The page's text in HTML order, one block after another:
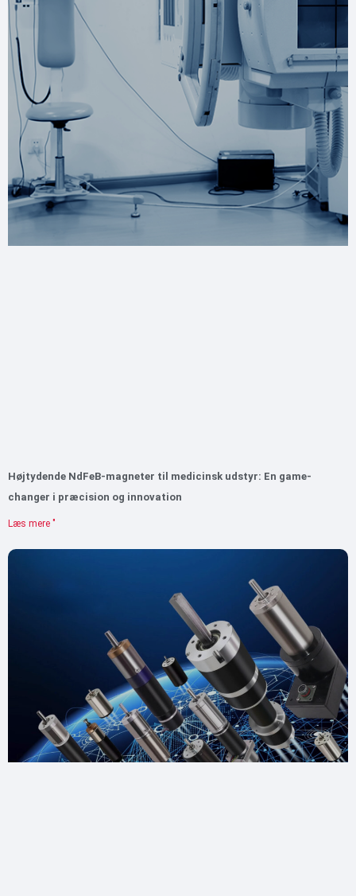
Højtydende NdFeB-magneter til medicinsk udstyr: En game-
changer i præcision og innovation
Læs mere "